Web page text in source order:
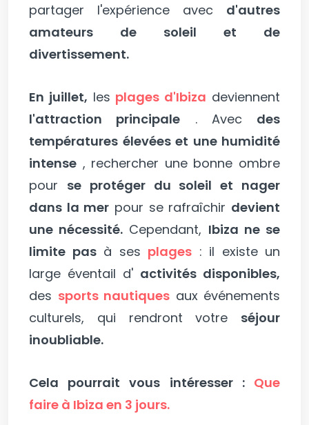
partager l'expérience avec d'autres
amateurs de soleil et de
divertissement.
En juillet, les plages d'Ibiza deviennent
l'attraction principale . Avec des
températures élevées et une humidité
intense , rechercher une bonne ombre
pour se protéger du soleil et nager
dans la mer pour se rafraîchir devient
une nécessité. Cependant, Ibiza ne se
limite pasà ses plages : il existe un
large éventail d' activités disponibles,
des sports nautiques aux événements
culturels, qui rendront votre séjour
inoubliable.
Cela pourrait vous intéresser : Que
faire à Ibiza en 3 jours.